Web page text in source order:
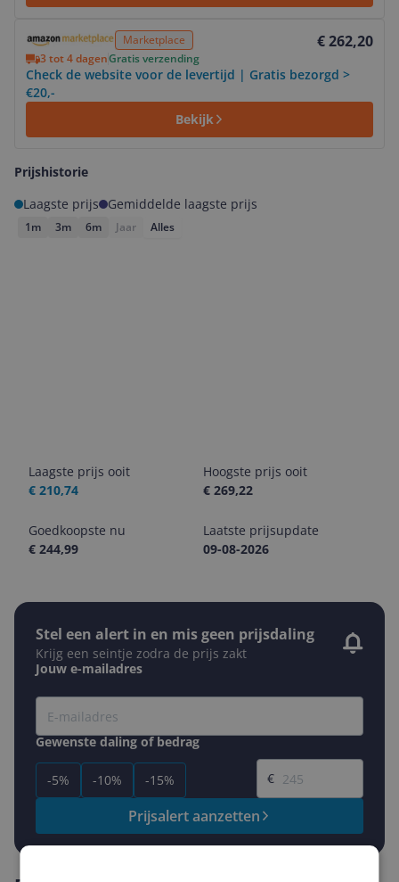
Marketplace € 262,20
3 tot 4 dagenGratis verzending
Check de website voor de levertijd | Gratis bezorgd >
€20,-
Bekijk
Prijshistorie
Laagste prijs
Gemiddelde laagste prijs
1m 3m 6m Jaar Alles
Laagste prijs ooit
€ 210,74
Hoogste prijs ooit
€ 269,22
Goedkoopste nu
€ 244,99
Laatste prijsupdate
09-08-2026
Stel een alert in en mis geen prijsdaling
Krijg een seintje zodra de prijs zakt
Jouw e-mailadres
Gewenste daling of bedrag
-5% -10% -15%
Gewenste prijs
€
Prijsalert aanzetten